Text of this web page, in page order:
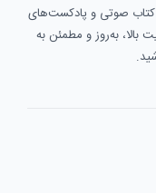
کتاب صوتی و پادکست‌های
بالا، به‌روز و مطمئن به